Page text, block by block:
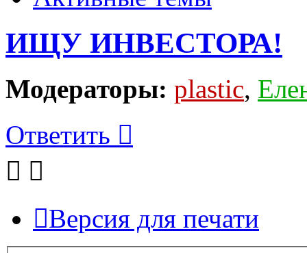
ИЩУ ИНВЕСТОРА!
Модераторы: plastic,
Ответить
Версия для печати